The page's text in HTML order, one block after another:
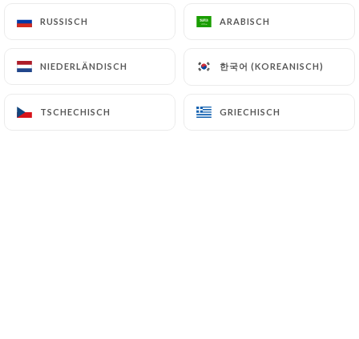
RUSSISCH ARABISCH
NIEDERLÄNDISCH 한국어 (KOREANISCH)
TSCHECHISCH GRIECHISCH
RUSSISCH ARABISCH
NIEDERLÄNDISCH 한국어 (KOREANISCH)
TSCHECHISCH GRIECHISCH